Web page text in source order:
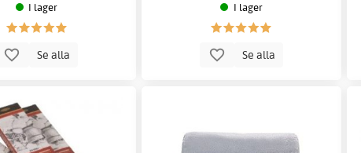
I lager
Se alla
I lager
Se alla